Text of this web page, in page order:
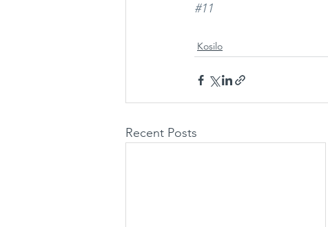
#11
Kosilo
Recent Posts